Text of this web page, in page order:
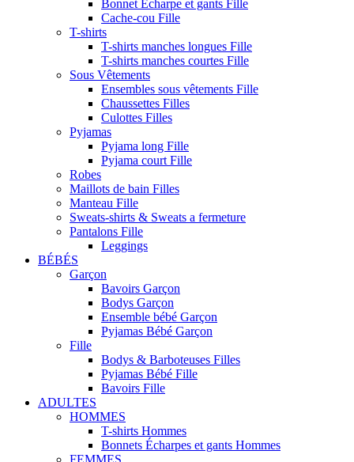
Bonnet Écharpe et gants Fille
Cache-cou Fille
T-shirts
T-shirts manches longues Fille
T-shirts manches courtes Fille
Sous Vêtements
Ensembles sous vêtements Fille
Chaussettes Filles
Culottes Filles
Pyjamas
Pyjama long Fille
Pyjama court Fille
Robes
Maillots de bain Filles
Manteau Fille
Sweats-shirts & Sweats a fermeture
Pantalons Fille
Leggings
BÉBÉS
Garçon
Bavoirs Garçon
Bodys Garçon
Ensemble bébé Garçon
Pyjamas Bébé Garçon
Fille
Bodys & Barboteuses Filles
Pyjamas Bébé Fille
Bavoirs Fille
ADULTES
HOMMES
T-shirts Hommes
Bonnets Écharpes et gants Hommes
FEMMES